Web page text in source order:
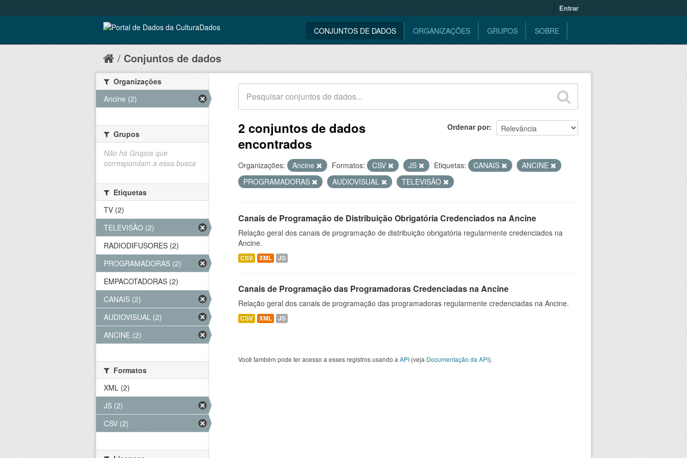
Entrar
CONJUNTOS DE DADOS ORGANIZAÇÕES GRUPOS SOBRE
Conjuntos de dados
Ordenar por
2 conjuntos de dados
encontrados
Organizações: Ancine Formatos: CSV JS Etiquetas: CANAIS
ANCINE
PROGRAMADORAS
AUDIOVISUAL TELEVISÃO
Canais de Programação de Distribuição Obrigatória Credenciados na Ancine
Relação geral dos canais de programação de distribuição obrigatória regularmente credenciados na
Ancine.
CSV XML JS
Canais de Programação das Programadoras Credenciadas na Ancine
Relação geral dos canais de programação das programadoras regularmente credenciadas na Ancine.
CSV XML JS
Você também pode ter acesso a esses registros usando a API (veja Documentação da API).
Organizações
Ancine (2)
Grupos
Não há Grupos que
correspondam a essa busca
Etiquetas
TV (2)
TELEVISÃO (2)
RADIODIFUSORES (2)
PROGRAMADORAS (2)
EMPACOTADORAS (2)
CANAIS (2)
AUDIOVISUAL (2)
ANCINE (2)
Formatos
XML (2)
JS (2)
CSV (2)